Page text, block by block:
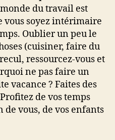
du travail est
vous soyez intérimaire
Oublier un peu le
(cuisiner, faire du
ressourcez-vous et
ne pas faire un
vacance ? Faites des
de vos temps
vous, de vos enfants